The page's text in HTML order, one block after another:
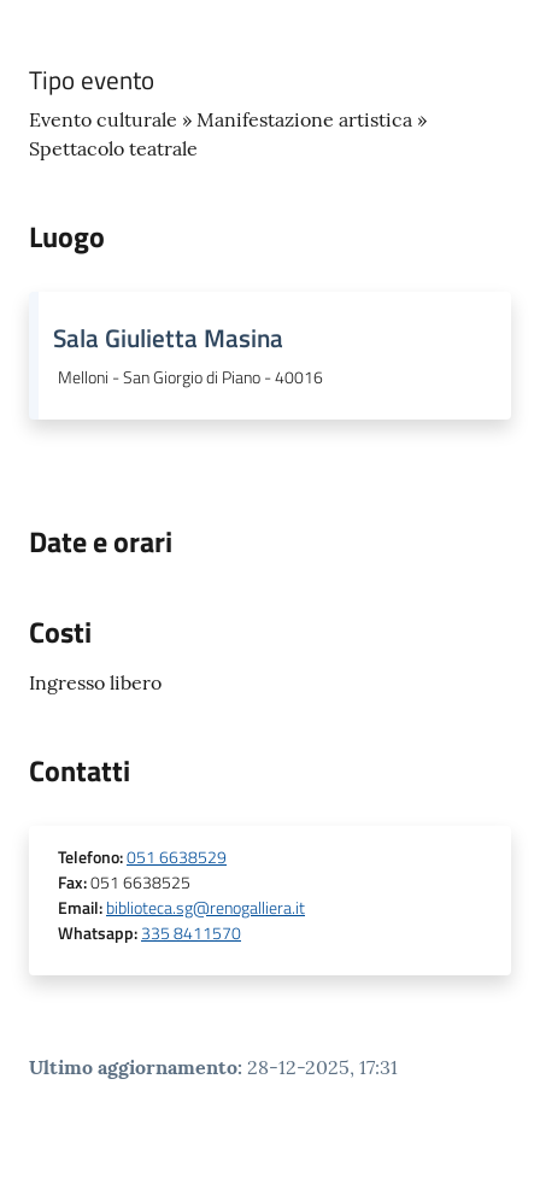
e
o
r
O
Seguici
su
Tipo evento
Evento culturale » Manifestazione artistica »
Spettacolo teatrale
Luogo
Sala Giulietta Masina
Melloni - San Giorgio di Piano - 40016
Date e orari
Costi
Ingresso libero
Contatti
Telefono:051 6638529
Fax:051 6638525
Email:biblioteca.sg@renogalliera.it
Whatsapp:335 8411570
Ultimo aggiornamento: 28-12-2025, 17:31